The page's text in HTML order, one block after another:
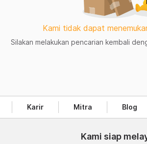
Kami tidak dapat
Silakan melakukan pencarian kembali
Karir Mitra Blog
Kami siap